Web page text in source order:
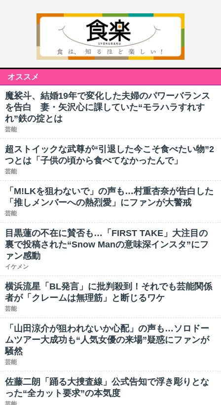
オススメ
魔裟斗、結婚19年で変化した夫婦のパワーバランス
を告白 妻・矢沢心に課していた“モラハラすれす
れ”鉄の掟とは
芸能
超ストイックな武尊が“引退した今こそ食べたい物”2
つとは「子供の頃から食べてなかったんで」
芸能
「M!LKを狙わないで」の声も…村重杏奈が告白した
「推しメンバーへの熱烈愛」にファンが大警戒
芸能
目黒蓮の不在に賛否も…「FIRST TAKE」大注目の
裏で投稿された“Snow Manの意味深インスタ”にフ
ァン感動
イケメン
横浜流星「BL発言」に批判殺到！それでも芸能関係
者が「クレームは無理筋」と断じるワケ
芸能
「山田涼介が狙われないか心配」の声も…ソロドー
ムツアー大成功も“人気女優の来場”疑惑にファンが
騒然
芸能
佐藤二朗「踊る大捜査線」公式告知で浮き彫りとな
った“全カット要求”の本気度